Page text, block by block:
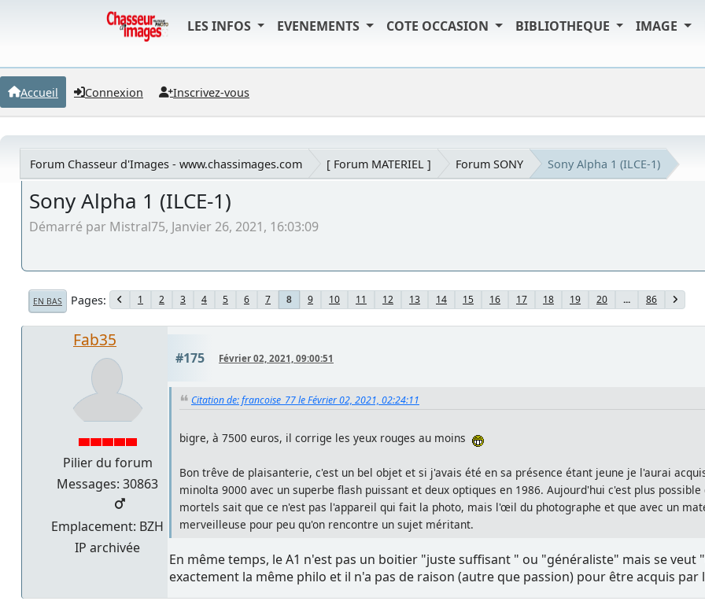
LES INFOS EVENEMENTS COTE OCCASION BIBLIOTHEQUE IMAGE
Accueil Connexion Inscrivez-vous
Forum Chasseur d'Images - www.chassimages.com [ Forum MATERIEL ] Forum SONY Sony Alpha 1 (ILCE-1)
Sony Alpha 1 (ILCE-1)
Démarré par Mistral75, Janvier 26, 2021, 16:03:09
EN BAS Pages 1 2 3 4 5 6 7 8 9 10 11 12 13 14 15 16 17 18 19 20 ... 86
Fab35
Pilier du forum
Messages: 30863
Emplacement: BZH
IP archivée
#175 Février 02, 2021, 09:00:51
Citation de: francoise_77 le Février 02, 2021, 02:24:11
bigre, à 7500 euros, il corrige les yeux rouges au moins
Bon trêve de plaisanterie, c'est un bel objet et si j'avais été en sa présence étant jeune je l'aurai
minolta 9000 avec un superbe flash puissant et deux optiques en 1986. Aujourd'hui c'est plus
mortels sait que ce n'est pas l'appareil qui fait la photo, mais l'œil du photographe et que avec un
merveilleuse pour peu qu'on rencontre un sujet méritant.
En même temps, le A1 n'est pas un boitier "juste suffisant " ou "généraliste" mais se
exactement la même philo et il n'a pas de raison (autre que passion) pour être acquis